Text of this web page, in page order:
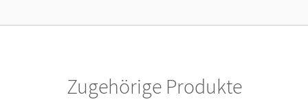
Cornelsen Verlag
Zugehörige Produkte